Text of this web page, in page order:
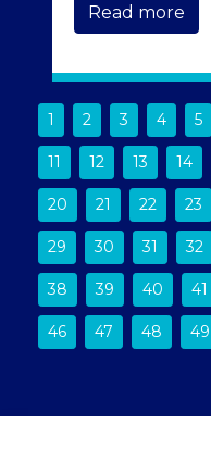
Read more
1 2 3 4 5
11 12 13 14
20 21 22 23
29 30 31 32
38 39 40 41
46 47 48 49